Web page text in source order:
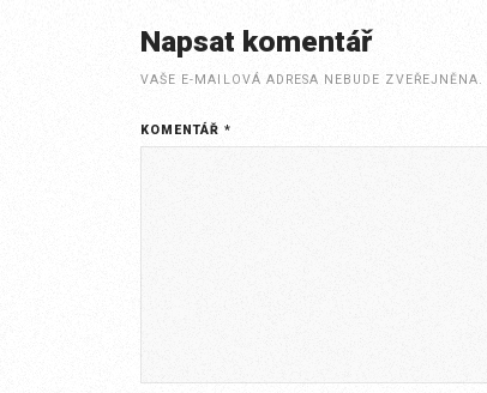
Napsat komentář
VAŠE E-MAILOVÁ ADRESA NEBUDE ZVEŘEJNĚNA.
KOMENTÁŘ*